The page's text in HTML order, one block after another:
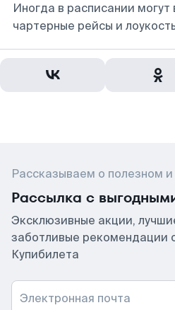
Иногда в расписании могут
чартерные рейсы и
Рассказываем о полезном
Рассылка с
Эксклюзивные акции,
заботливые рекомендации
Купибилета
Электронная почта